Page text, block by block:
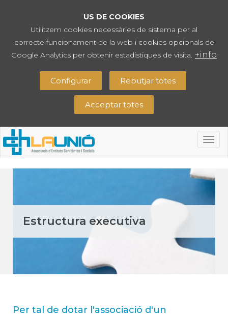
US DE COOKIES
Utilitzem cookies necessàries de sistema per al
correcte funcionament de la web i cookies opcionals de
Google Analytics per obtenir estadístiques de visita. +info
Configurar Rebutjar totes
Acceptar totes
Estructura executiva
Per tal de dotar l'associació d'un